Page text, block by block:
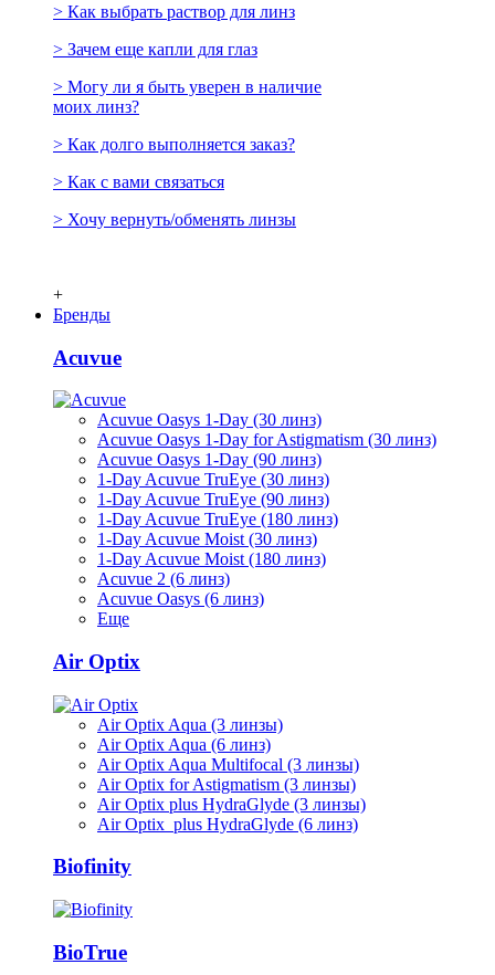
> Как выбрать раствор для линз
> Зачем еще капли для глаз
> Могу ли я быть уверен в наличие
моих линз?
> Как долго выполняется заказ?
> Как с вами связаться
> Хочу вернуть/обменять линзы
+
Бренды
Acuvue
Acuvue Oasys 1-Day (30 линз)
Acuvue Oasys 1-Day for Astigmatism (30 линз)
Acuvue Oasys 1-Day (90 линз)
1-Day Acuvue TruEye (30 линз)
1-Day Acuvue TruEye (90 линз)
1-Day Acuvue TruEye (180 линз)
1-Day Acuvue Moist (30 линз)
1-Day Acuvue Moist (180 линз)
Acuvue 2 (6 линз)
Acuvue Oasys (6 линз)
Еще
Air Optix
Air Optix Aqua (3 линзы)
Air Optix Aqua (6 линз)
Air Optix Aqua Multifocal (3 линзы)
Air Optix for Astigmatism (3 линзы)
Air Optix plus HydraGlyde (3 линзы)
Air Optix plus HydraGlyde (6 линз)
Biofinity
BioTrue